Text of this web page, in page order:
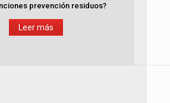
prevención residuos?
Leer más